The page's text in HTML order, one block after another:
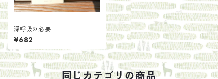
深呼吸の必要
¥682
同じカテゴリの商品